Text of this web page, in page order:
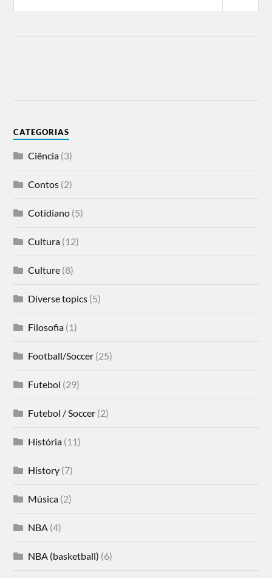
CATEGORIAS
Ciência (3)
Contos (2)
Cotidiano (5)
Cultura (12)
Culture (8)
Diverse topics (5)
Filosofia (1)
Football/Soccer (25)
Futebol (29)
Futebol / Soccer (2)
História (11)
History (7)
Música (2)
NBA (4)
NBA (basketball) (6)